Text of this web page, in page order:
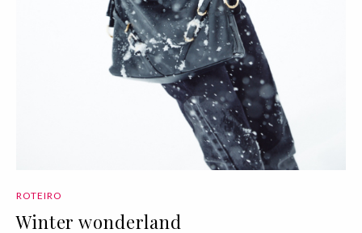
ROTEIRO
Winter wonderland